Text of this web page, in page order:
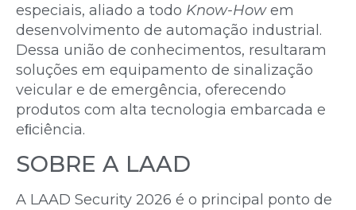
especiais, aliado a todo Know-Howem
desenvolvimento de automação industrial.
Dessa união de conhecimentos, resultaram
soluções em equipamento de sinalização
veicular e de emergência, oferecendo
produtos com alta tecnologia embarcada e
eﬁciência.
SOBRE A LAAD
A LAAD Security 2026 é o principal ponto de